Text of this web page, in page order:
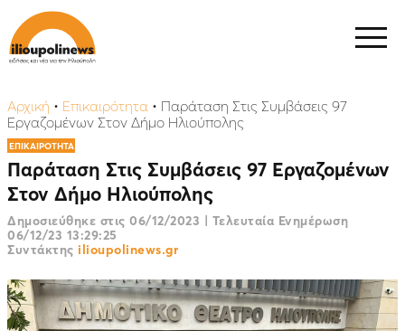
Αρχική • Επικαιρότητα • Παράταση Στις Συμβάσεις 97
Εργαζομένων Στον Δήμο Ηλιούπολης
ΕΠΙΚΑΙΡΟΤΗΤΑ
Παράταση Στις Συμβάσεις 97 Εργαζομένων
Στον Δήμο Ηλιούπολης
Δημοσιεύθηκε στις 06/12/2023 | Τελευταία Ενημέρωση
06/12/23 13:29:25
Συντάκτης ilioupolinews.gr